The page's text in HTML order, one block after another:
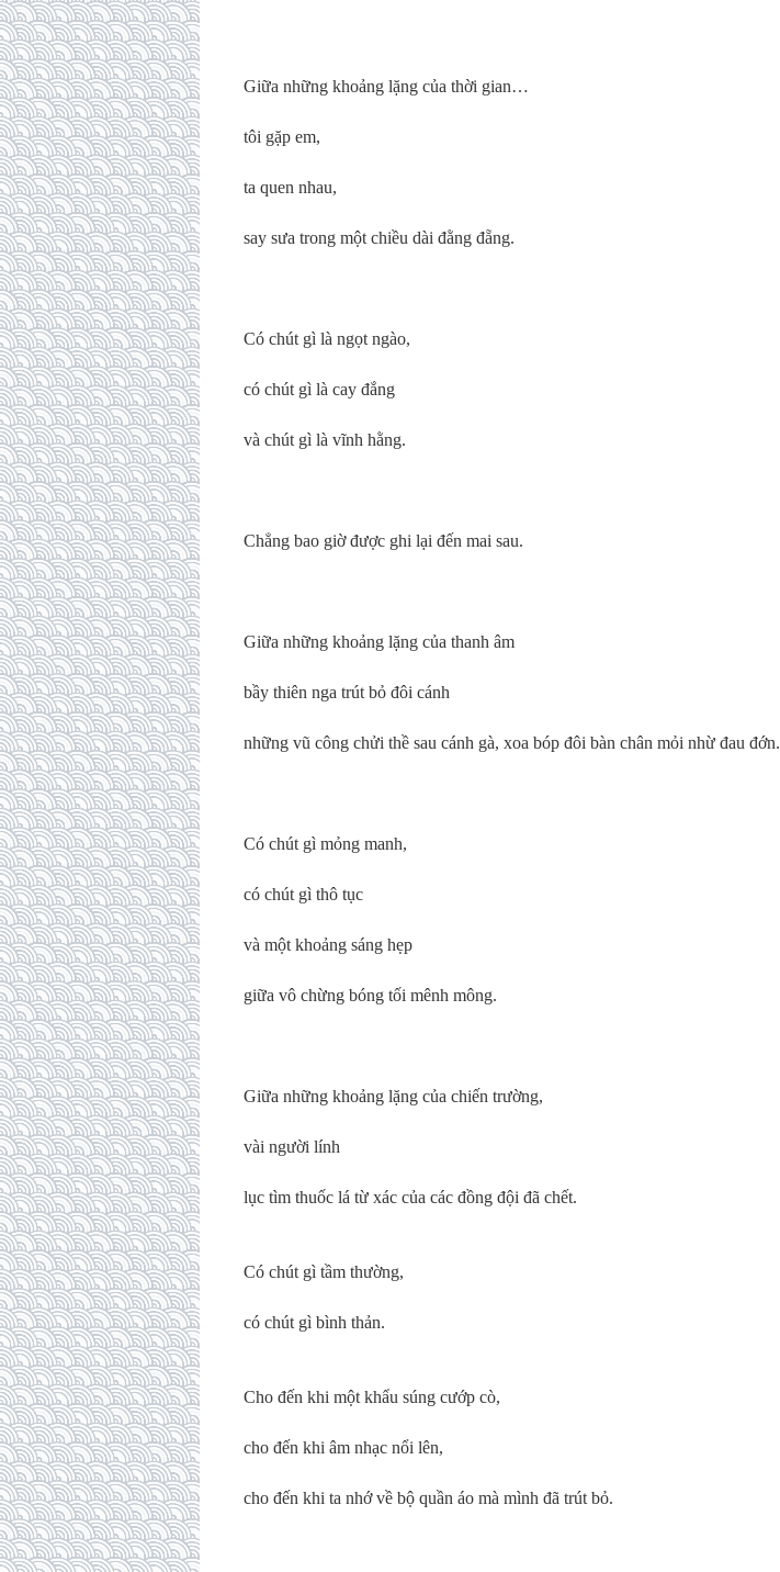
Giữa những khoảng lặng của thời gian…
tôi gặp em,
ta quen nhau,
say sưa trong một chiều dài đằng đẵng.
Có chút gì là ngọt ngào,
có chút gì là cay đắng
và chút gì là vĩnh hằng.
Chẳng bao giờ được ghi lại đến mai sau.
Giữa những khoảng lặng của thanh âm
bầy thiên nga trút bỏ đôi cánh
những vũ công chửi thề sau cánh gà, xoa bóp đôi bàn chân mỏi nhừ đau đớn.
Có chút gì mỏng manh,
có chút gì thô tục
và một khoảng sáng hẹp
giữa vô chừng bóng tối mênh mông.
Giữa những khoảng lặng của chiến trường,
vài người lính
lục tìm thuốc lá từ xác của các đồng đội đã chết.
Có chút gì tầm thường,
có chút gì bình thản.
Cho đến khi một khẩu súng cướp cò,
cho đến khi âm nhạc nổi lên,
cho đến khi ta nhớ về bộ quần áo mà mình đã trút bỏ.